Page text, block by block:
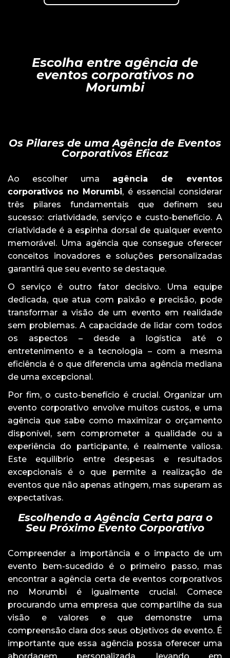
Escolha entre agência de
eventos corporativos no
Morumbi
Os Pilares de uma Agência de Eventos
Corporativos Eficaz
Ao escolher uma agência de eventos
corporativos no Morumbi, é essencial considerar
três pilares fundamentais que definem seu
sucesso: criatividade, serviço e custo-benefício. A
criatividade é a espinha dorsal de qualquer evento
memorável. Uma agência que consegue oferecer
conceitos inovadores e soluções personalizadas
garantirá que seu evento se destaque.
O serviço é outro fator decisivo. Uma equipe
dedicada, que atua com paixão e precisão, pode
transformar a visão de um evento em realidade
sem problemas. A capacidade de lidar com todos
os aspectos – desde a logística até o
entretenimento e a tecnologia – com a mesma
eficiência é o que diferencia uma agência mediana
de uma excepcional.
Por fim, o custo-benefício é crucial. Organizar um
evento corporativo envolve muitos custos, e uma
agência que sabe como maximizar o orçamento
disponível, sem comprometer a qualidade ou a
experiência do participante, é realmente valiosa.
Este equilíbrio entre despesas e resultados
excepcionais é o que permite a realização de
eventos que não apenas atingem, mas superam as
expectativas.
Escolhendo a Agência Certa para o
Seu Próximo Evento Corporativo
Compreender a importância e o impacto de um
evento bem-sucedido é o primeiro passo, mas
encontrar a agência certa de eventos corporativos
no Morumbi é igualmente crucial. Comece
procurando uma empresa que compartilhe da sua
visão e valores e que demonstre uma
compreensão clara dos seus objetivos de evento. É
importante que essa agência possa oferecer uma